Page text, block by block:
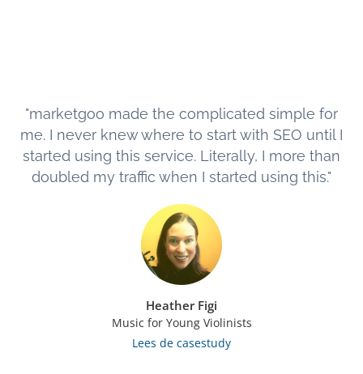
"marketgoo made the complicated simple for
me. I never knew where to start with SEO until I
started using this service. Literally, I more than
doubled my traffic when I started using this."
Heather Figi
Music for Young Violinists
Lees de casestudy